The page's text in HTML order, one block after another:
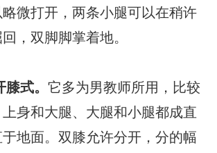
微打开，两条小腿可以在稍许
，双脚脚掌着地。
膝式。它多为男教师所用，比较
身和大腿、大腿和小腿都成直
地面。双膝允许分开，分的幅